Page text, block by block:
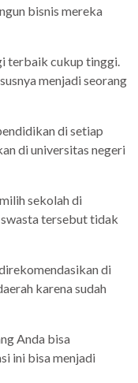
bisnis mereka
terbaik cukup tinggi.
menjadi seorang
di setiap
di universitas negeri
sekolah di
tersebut tidak
di
karena sudah
Anda bisa
ini bisa menjadi